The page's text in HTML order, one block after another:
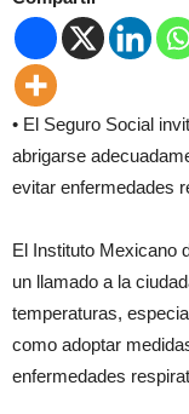
• El Seguro Social
abrigarse
evitar enfermedades
El Instituto Mexicano
un llamado a la
temperaturas,
como adoptar
enfermedades